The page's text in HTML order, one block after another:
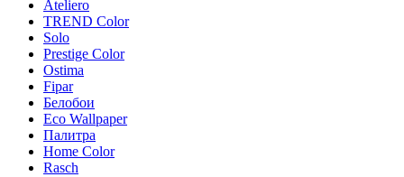
Ateliero
TREND Color
Solo
Prestige Color
Ostima
Fipar
Белобои
Eco Wallpaper
Палитра
Home Color
Rasch